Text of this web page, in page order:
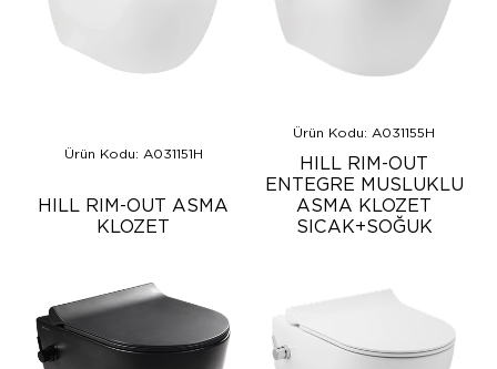
Ürün Kodu: A031151H
HILL RIM-OUT ASMA
KLOZET
Ürün Kodu: A031155H
HILL RIM-OUT
ENTEGRE MUSLUKLU
ASMA KLOZET
SICAK+SOĞUK